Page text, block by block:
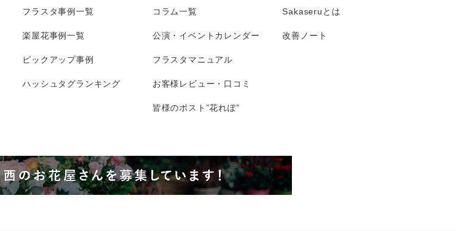
フラスタ事例一覧
楽屋花事例一覧
ピックアップ事例
ハッシュタグランキング
コラム一覧
公演・イベントカレンダー
フラスタマニュアル
お客様レビュー・口コミ
皆様のポスト”花れぽ”
Sakaseruとは
改善ノート